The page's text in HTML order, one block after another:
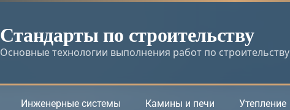
Стандарты по строительству
Основные технологии выполнения работ по строительству
Инженерные системы Камины и печи Утепление